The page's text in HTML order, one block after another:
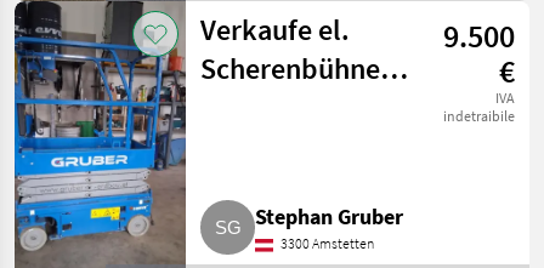
Caricatori telescopici
Verkaufe el.
Scherenbühne
9.500
€
IVA
indetraibile
Stephan Gruber
3300 Amstetten